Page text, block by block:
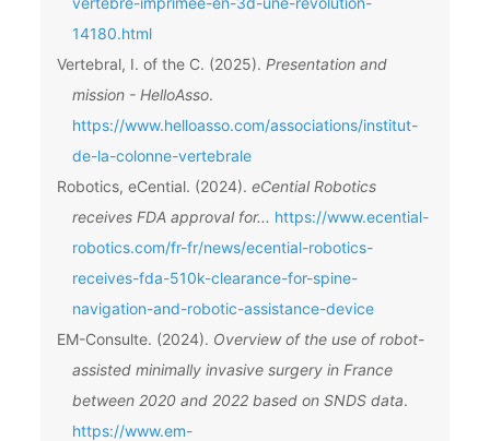
14180.html
Vertebral, I. of the C. (2025). Presentation and
mission - HelloAsso.
https://www.helloasso.com/associations/institut-
de-la-colonne-vertebrale
Robotics, eCential. (2024). eCential Robotics
receives FDA approval for... https://www.ecential-
robotics.com/fr-fr/news/ecential-robotics-
receives-fda-510k-clearance-for-spine-
navigation-and-robotic-assistance-device
EM-Consulte. (2024). Overview of the use of robot-
assisted minimally invasive surgery in France
between 2020 and 2022 based on SNDS data.
https://www.em-